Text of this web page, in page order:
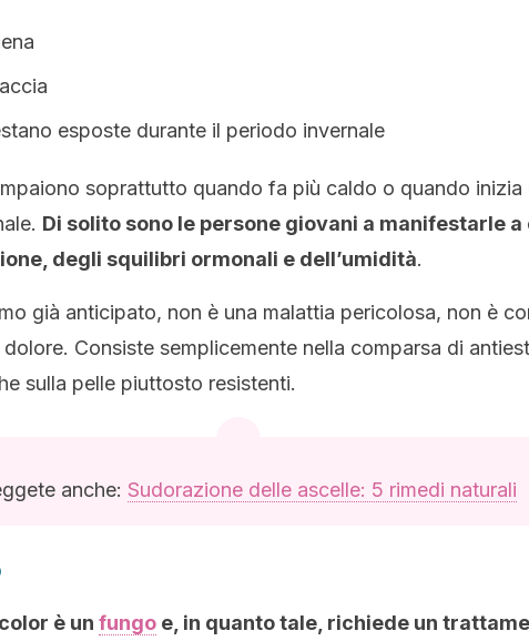
esposte durante il periodo invernale
soprattutto quando fa più caldo o quando inizia
Di solito sono le persone giovani a manifestarle a
degli squilibri ormonali e dell’umidità.
già anticipato, non è una malattia pericolosa, non è
Consiste semplicemente nella comparsa di
sulla pelle piuttosto resistenti.
anche: Sudorazione delle ascelle: 5 rimedi naturali
è un fungo e, in quanto tale, richiede un